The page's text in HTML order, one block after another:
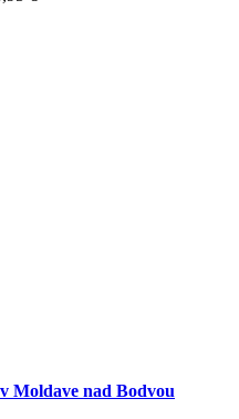
Moldave nad Bodvou